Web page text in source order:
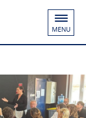
MENU